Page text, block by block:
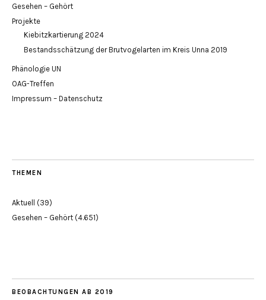
Gesehen – Gehört
Projekte
Kiebitzkartierung 2024
Bestandsschätzung der Brutvogelarten im Kreis Unna 2019
Phänologie UN
OAG-Treffen
Impressum – Datenschutz
THEMEN
Aktuell (39)
Gesehen – Gehört (4.651)
BEOBACHTUNGEN AB 2019